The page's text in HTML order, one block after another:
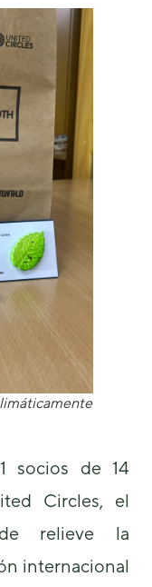
socios de 14
Circles, el
relieve la
internacional
y
visitas
la
de
y